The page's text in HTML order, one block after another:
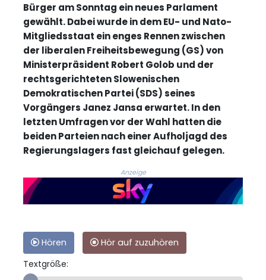
Bürger am Sonntag ein neues Parlament
gewählt. Dabei wurde in dem EU- und Nato-
Mitgliedsstaat ein enges Rennen zwischen
der liberalen Freiheitsbewegung (GS) von
Ministerpräsident Robert Golob und der
rechtsgerichteten Slowenischen
Demokratischen Partei (SDS) seines
Vorgängers Janez Jansa erwartet. In den
letzten Umfragen vor der Wahl hatten die
beiden Parteien nach einer Aufholjagd des
Regierungslagers fast gleichauf gelegen.
Anzeige
Hören
Hör auf zuzuhören
Textgröße: